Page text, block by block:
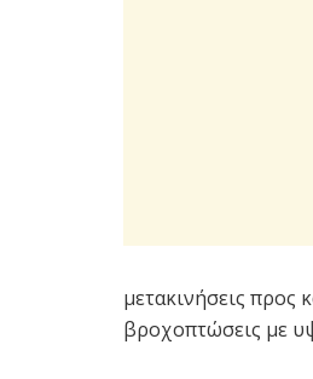
μετακινήσεις προς
βροχοπτώσεις με